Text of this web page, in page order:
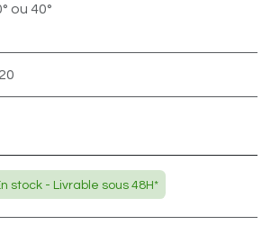
ou 40°
stock - Livrable sous 48H*